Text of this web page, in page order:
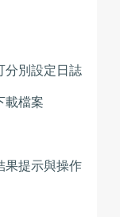
分別設定日誌
載檔案
果提示與操作